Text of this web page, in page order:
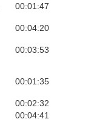
00:01:47
00:04:20
00:03:53
00:01:35
00:02:32
00:04:41